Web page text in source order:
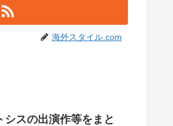
海外スタイル.com
スの出演作等をまと